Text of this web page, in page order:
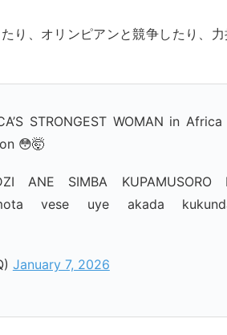
り、オリンピアンと競争したり、
STRONGEST WOMAN in
😳🤯
ANE SIMBA KUPAMUSORO
mota vese uye akada
January 7, 2026